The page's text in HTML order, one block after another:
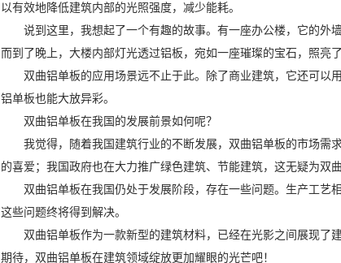
以有效地降低建筑内部的光照强度，减少能耗。
说到这里，我想起了一个有趣的故事。有一座办公楼，它的外
而到了晚上，大楼内部灯光透过铝板，宛如一座璀璨的宝石，照亮了
双曲铝单板的应用场景远不止于此。除了商业建筑，它还可以
铝单板也能大放异彩。
双曲铝单板在我国的发展前景如何呢？
我觉得，随着我国建筑行业的不断发展，双曲铝单板的市场需
的喜爱；我国政府也在大力推广绿色建筑、节能建筑，这无疑为双
双曲铝单板在我国仍处于发展阶段，存在一些问题。生产工艺
这些问题终将得到解决。
双曲铝单板作为一款新型的建筑材料，已经在光影之间展现
期待，双曲铝单板在建筑领域绽放更加耀眼的光芒吧！